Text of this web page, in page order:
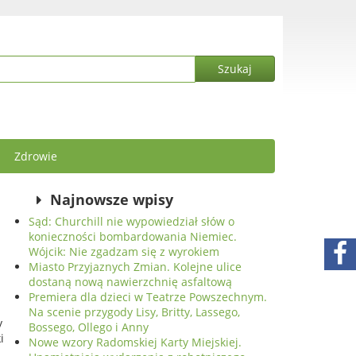
Zdrowie
Najnowsze wpisy
Sąd: Churchill nie wypowiedział słów o
konieczności bombardowania Niemiec.
Wójcik: Nie zgadzam się z wyrokiem
Miasto Przyjaznych Zmian. Kolejne ulice
dostaną nową nawierzchnię asfaltową
Premiera dla dzieci w Teatrze Powszechnym.
Na scenie przygody Lisy, Britty, Lassego,
Bossego, Ollego i Anny
Nowe wzory Radomskiej Karty Miejskiej.